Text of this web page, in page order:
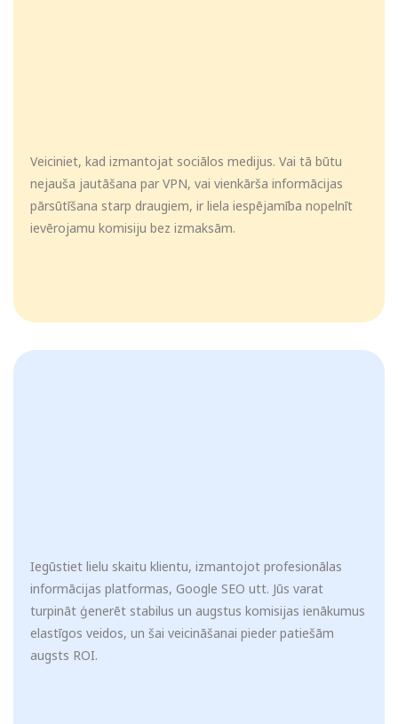
Veiciniet, kad izmantojat sociālos medijus. Vai tā būtu
nejauša jautāšana par VPN, vai vienkārša informācijas
pārsūtīšana starp draugiem, ir liela iespējamība nopelnīt
ievērojamu komisiju bez izmaksām.
Iegūstiet lielu skaitu klientu, izmantojot profesionālas
informācijas platformas, Google SEO utt. Jūs varat
turpināt ģenerēt stabilus un augstus komisijas ienākumus
elastīgos veidos, un šai veicināšanai pieder patiešām
augsts ROI.